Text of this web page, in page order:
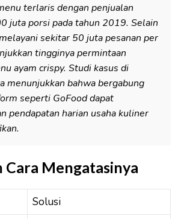
terlaris dengan penjualan
juta porsi pada tahun 2019. Selain
sekitar 50 juta pesanan per
tingginya permintaan
ayam crispy. Studi kasus di
menunjukkan bahwa bergabung
seperti GoFood dapat
pendapatan harian usaha kuliner
Cara Mengatasinya
Solusi